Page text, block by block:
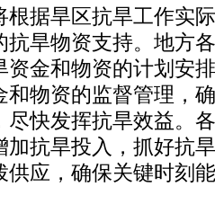
据旱区抗旱工作实
抗旱物资支持。地方
资金和物资的计划安
和物资的监督管理，
尽快发挥抗旱效益。
加抗旱投入，抓好抗
供应，确保关键时刻